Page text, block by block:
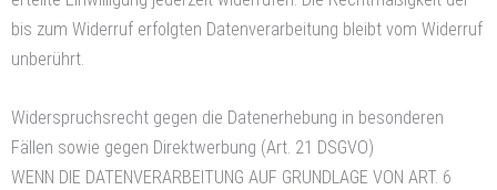
bis zum Widerruf erfolgten Datenverarbeitung bleibt vom Widerruf
unberührt.
Widerspruchsrecht gegen die Datenerhebung in besonderen
Fällen sowie gegen Direktwerbung (Art. 21 DSGVO)
WENN DIE DATENVERARBEITUNG AUF GRUNDLAGE VON ART. 6